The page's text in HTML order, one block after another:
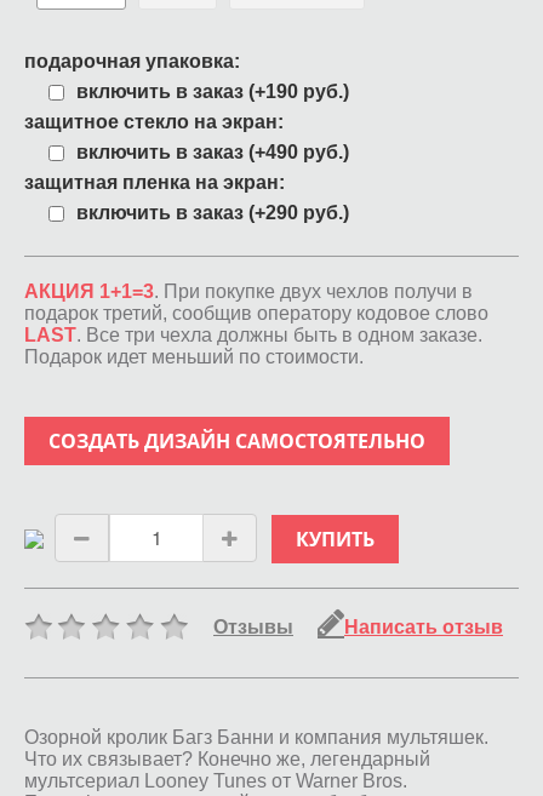
подарочная упаковка:
включить в заказ (+190 руб.)
защитное стекло на экран:
включить в заказ (+490 руб.)
защитная пленка на экран:
включить в заказ (+290 руб.)
АКЦИЯ 1+1=3. При покупке двух чехлов получи в
подарок третий, сообщив оператору кодовое слово
LAST. Все три чехла должны быть в одном заказе.
Подарок идет меньший по стоимости.
СОЗДАТЬ ДИЗАЙН САМОСТОЯТЕЛЬНО
КУПИТЬ
Отзывы Написать отзыв
Озорной кролик Багз Банни и компания мультяшек.
Что их связывает? Конечно же, легендарный
мультсериал Looney Tunes от Warner Bros.